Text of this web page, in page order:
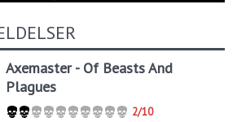
Axemaster - Of Beasts And
Plagues
2/10